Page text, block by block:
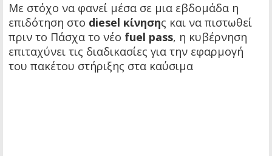
Με στόχο να φανεί μέσα σε μια εβδομάδα η
επιδότηση στο diesel κίνησης και να πιστωθεί
πριν το Πάσχα το νέο fuel pass, η κυβέρνηση
επιταχύνει τις διαδικασίες για την εφαρμογή
του πακέτου στήριξης στα καύσιμα